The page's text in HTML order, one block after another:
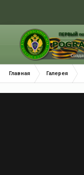
Главная Галерея